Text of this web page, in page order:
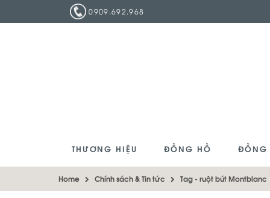
0909.692.968
THƯƠNG HIỆU ĐỒNG HỒ ĐỒNG
Home Chính sách & Tin tức Tag - ruột bút Montblanc